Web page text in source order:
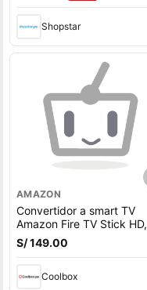
Shopstar
AMAZON
Convertidor a smart TV
Amazon Fire TV Stick HD,
8GB, 1GB RAM con control
remoto con control de voz
S/ 149.00
Coolbox